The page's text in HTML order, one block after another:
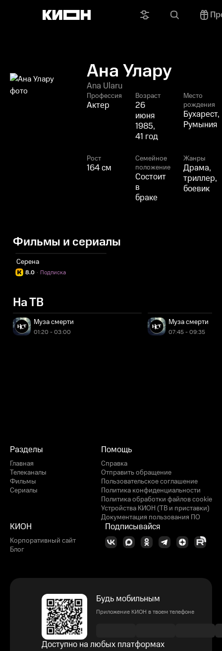
Ана Улару
Ana Ularu
Профессия
Актер
Возраст
26
июня
1985,
41 год
Место
рождения
Бухарест,
Румыния
Рост
164 см
Семейное
положение
Состоит
в
браке
Жанры
Драма,
триллер,
боевик
Фильмы и сериалы
Серена
8.0 Подписка
·
На ТВ
Муза смерти
01:20 - 03:00
Муза смерти
07:45 - 09:35
Разделы
Главная
Телеканалы
Фильмы
Сериалы
Помощь
Справка
Отправить обращение
Пользовательское соглашение
Политика конфиденциальности
Политика обработки файлов cookie
Устройства КИОН (ТВ и приставки)
Документация пользования ПО
КИОН
Корпоративный сайт
Блог
Подписывайся
Будь мобильным
Приложение КИОН в твоем телефоне
Доступно на любых платформах